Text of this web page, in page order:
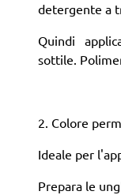
detergente a
Quindi
sottile.
2. Colore
Ideale per
Prepara le